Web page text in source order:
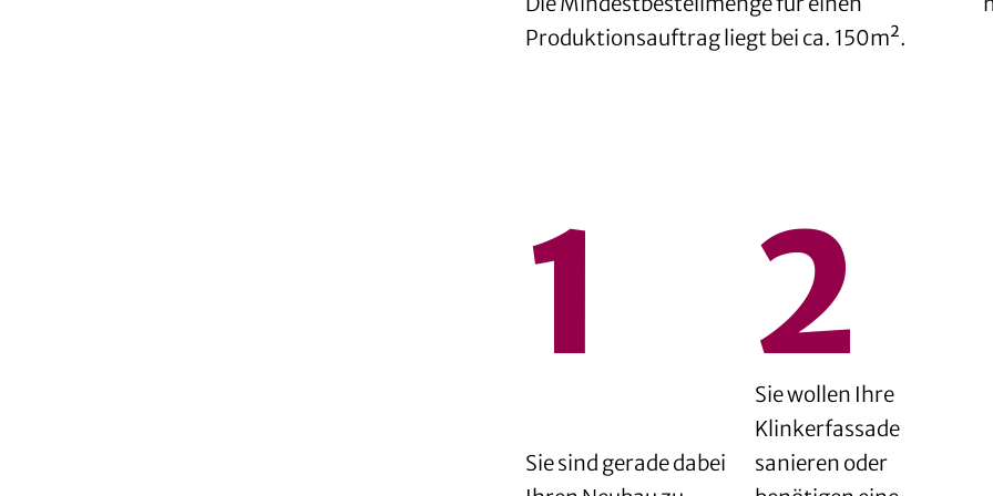
Produktionsauftrag liegt bei ca. 150m².
Sie sind gerade dabei
Sie wollen Ihre
Klinkerfassade
sanieren oder